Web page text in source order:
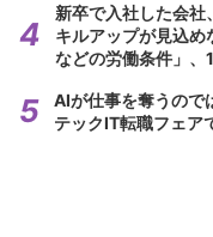
新卒で入社した会
キルアップが見込
などの労働条件」、
AIが仕事を奪うの
テックIT転職フェア